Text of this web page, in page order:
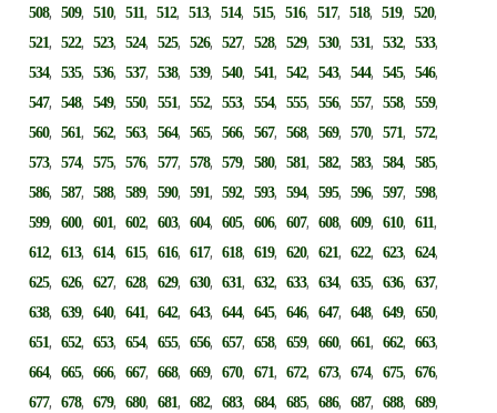
508,509,510,511,512,513,514,515,516,517,518,519,520,
521,522,523,524,525,526,527,528,529,530,531,532,533,
534,535,536,537,538,539,540,541,542,543,544,545,546,
547,548,549,550,551,552,553,554,555,556,557,558,559,
560,561,562,563,564,565,566,567,568,569,570,571,572,
573,574,575,576,577,578,579,580,581,582,583,584,585,
586,587,588,589,590,591,592,593,594,595,596,597,598,
599,600,601,602,603,604,605,606,607,608,609,610,611,
612,613,614,615,616,617,618,619,620,621,622,623,624,
625,626,627,628,629,630,631,632,633,634,635,636,637,
638,639,640,641,642,643,644,645,646,647,648,649,650,
651,652,653,654,655,656,657,658,659,660,661,662,663,
664,665,666,667,668,669,670,671,672,673,674,675,676,
677,678,679,680,681,682,683,684,685,686,687,688,689,